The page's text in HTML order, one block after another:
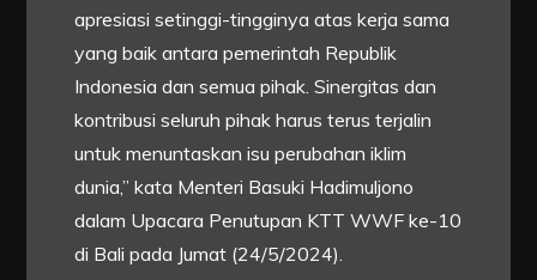
apresiasi setinggi-tingginya atas kerja sama
yang baik antara pemerintah Republik
Indonesia dan semua pihak. Sinergitas dan
kontribusi seluruh pihak harus terus terjalin
untuk menuntaskan isu perubahan iklim
dunia,” kata Menteri Basuki Hadimuljono
dalam Upacara Penutupan KTT WWF ke-10
di Bali pada Jumat (24/5/2024).